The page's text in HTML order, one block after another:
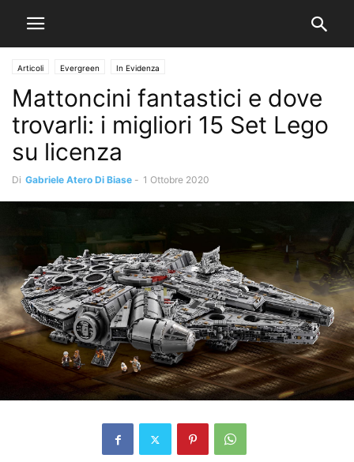
Articoli Evergreen In Evidenza
Mattoncini fantastici e dove
trovarli: i migliori 15 Set Lego
su licenza
Di Gabriele Atero Di Biase - 1 Ottobre 2020